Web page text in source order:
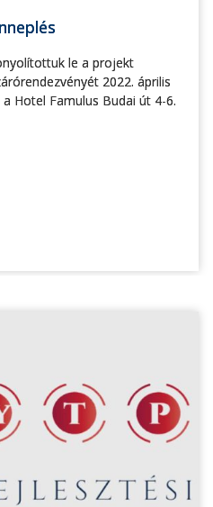
le a projekt
2022. április
Hotel Famulus Budai út 4-6.